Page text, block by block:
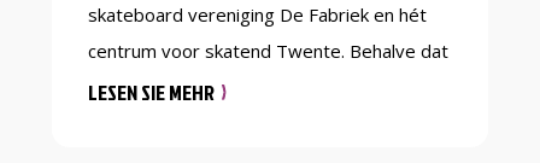
skateboard vereniging De Fabriek en hét
centrum voor skatend Twente. Behalve dat
je vrij kan skaten tegen een schappelijke
LESEN SIE MEHR